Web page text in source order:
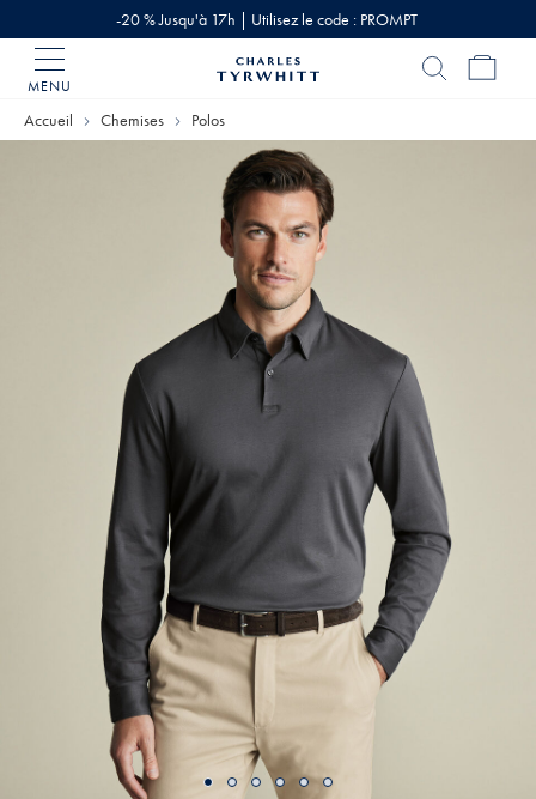
-20 % Jusqu'à 17h | Utilisez le code : PROMPT
MENU
Tyrwhitt
Accueil Chemises Polos